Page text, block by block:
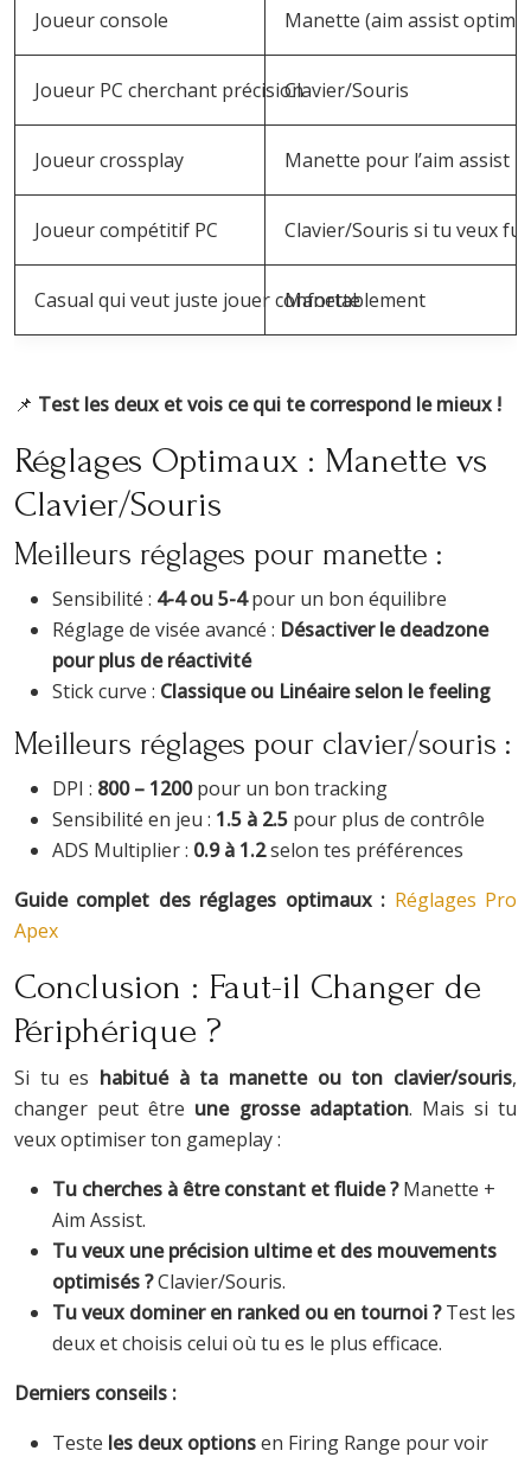
Joueur console Manette (aim assist
Joueur PC cherchant précisionClavier/Souris
Joueur crossplay Manette pour l’aim assist
Joueur compétitif PC Clavier/Souris si tu veux
Casual qui veut juste jouer confortablement
Manette
📌 Test les deux et vois ce qui te correspond le mieux !
Réglages Optimaux : Manette vs
Clavier/Souris
Meilleurs réglages pour manette :
Sensibilité : 4-4 ou 5-4pour un bon équilibre
Réglage de visée avancé : Désactiver le deadzone
pour plus de réactivité
Stick curve : Classique ou Linéaire selon le feeling
Meilleurs réglages pour clavier/souris :
DPI : 800 – 1200pour un bon tracking
Sensibilité en jeu : 1.5 à 2.5 pour plus de contrôle
ADS Multiplier : 0.9 à 1.2selon tes préférences
Guide complet des réglages optimaux : Réglages Pro
Apex
Conclusion : Faut-il Changer de
Périphérique ?
Si tu es habitué à ta manette ou ton clavier/souris,
changer peut être une grosse adaptation. Mais si tu
veux optimiser ton gameplay :
Tu cherches à être constant et fluide ?Manette +
Aim Assist.
Tu veux une précision ultime et des mouvements
optimisés ?Clavier/Souris.
Tu veux dominer en ranked ou en tournoi ?Test les
deux et choisis celui où tu es le plus efficace.
Derniers conseils :
Teste les deux optionsen Firing Range pour voir